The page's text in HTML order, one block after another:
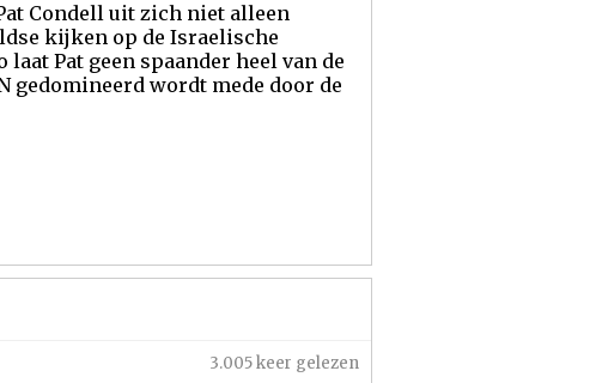
Condell uit zich niet alleen
kijken op de Israelische
Pat geen spaander heel van de
gedomineerd wordt mede door de
3.005 keer gelezen